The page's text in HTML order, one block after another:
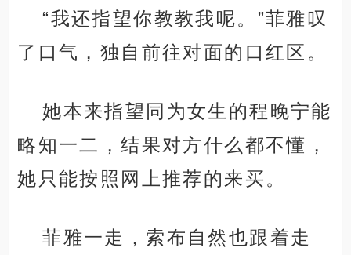
“我还指望你教教我呢。”菲雅叹
了口气，独自前往对面的口红区。
她本来指望同为女生的程晚宁能
略知一二，结果对方什么都不懂，
她只能按照网上推荐的来买。
菲雅一走，索布自然也跟着走